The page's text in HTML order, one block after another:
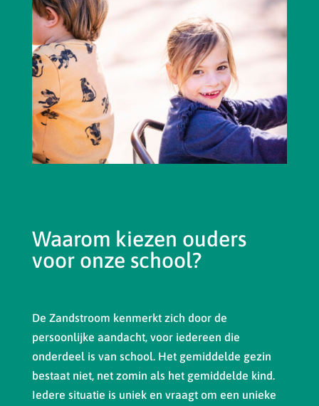
Waarom kiezen ouders
voor onze school?
De Zandstroom kenmerkt zich door de
persoonlijke aandacht, voor iedereen die
onderdeel is van school. Het gemiddelde gezin
bestaat niet, net zomin als het gemiddelde kind.
Iedere situatie is uniek en vraagt om een unieke